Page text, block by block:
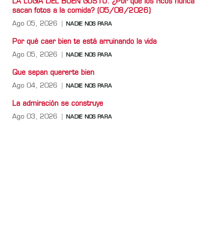
LA LOGIA DEL BUEN GUSTO: ¿Por qué los ricos nunca
sacan fotos a la comida? (05/08/2026)
Ago 05, 2026 NADIE NOS PARA
Por qué caer bien te está arruinando la vida
Ago 05, 2026 NADIE NOS PARA
Que sepan quererte bien
Ago 04, 2026 NADIE NOS PARA
La admiración se construye
Ago 03, 2026 NADIE NOS PARA